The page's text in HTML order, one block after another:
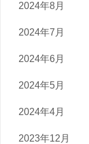
2024年8月
2024年7月
2024年6月
2024年5月
2024年4月
2023年12月